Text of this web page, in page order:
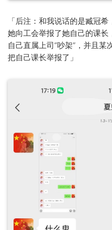
「后注：和我说话的是臧冠
她向工会举报了她自己的课
自己直属上司“吵架”，并且
把自己课长举报了」